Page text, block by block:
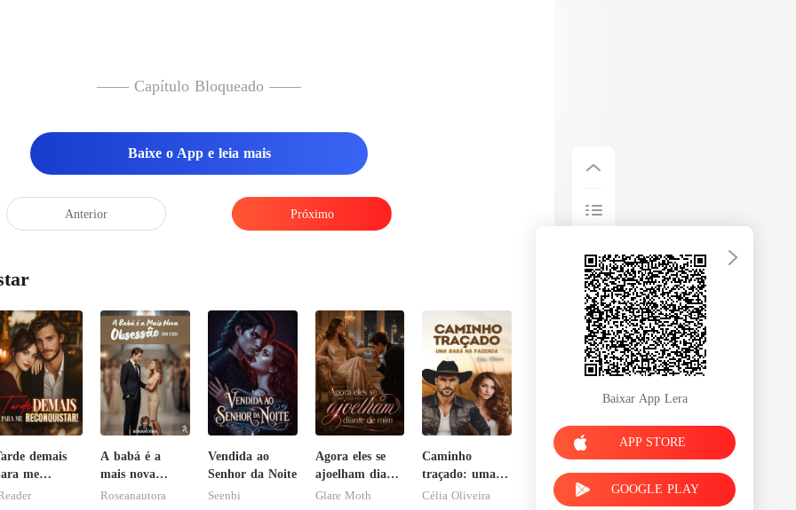
—— Capítulo Bloqueado ——
Baixe o App e leia mais
Anterior Próximo
demais
me
A babá é a
mais nova
obsessão do
Roseanautora
Vendida ao
Senhor da Noite
Seenbi
Agora eles se
ajoelham diante
de mim
Glare Moth
Caminho
traçado: uma
babá na
Célia Oliveira
Baixar App Lera
APP STORE
GOOGLE PLAY